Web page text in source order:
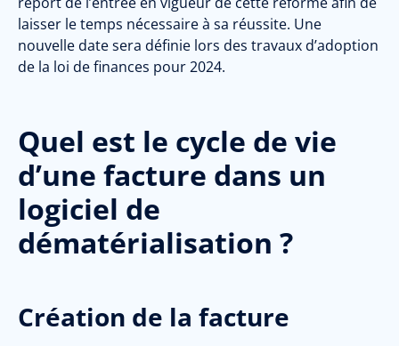
laisser le temps nécessaire à sa réussite. Une
nouvelle date sera définie lors des travaux d’adoption
de la loi de finances pour 2024.
Quel est le cycle de vie
d’une facture dans un
logiciel de
dématérialisation ?
Création de la facture